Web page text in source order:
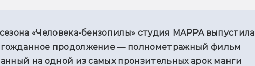
«Человека-бензопилы» студия MAPPA выпустила
продолжение — полнометражный фильм
на одной из самых пронзительных арок манги